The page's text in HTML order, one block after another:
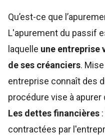
Qu’est-ce que
L'apurement du passif
laquelle une entreprise
de ses créanciers.
entreprise connaît des
procédure vise à
Les dettes financières
contractées par